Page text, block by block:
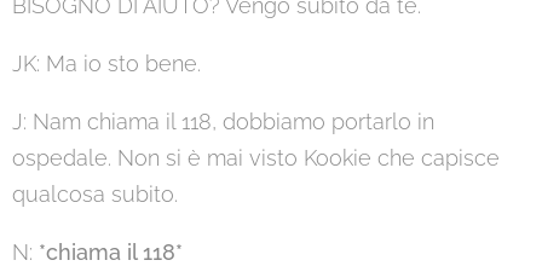
BISOGNO DI AIUTO? Vengo subito da te.
JK: Ma io sto bene.
J: Nam chiama il 118, dobbiamo portarlo in
ospedale. Non si è mai visto Kookie che capisce
qualcosa subito.
N: *chiama il 118*